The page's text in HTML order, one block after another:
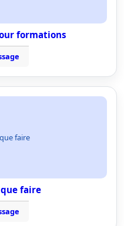
formations
faire
faire